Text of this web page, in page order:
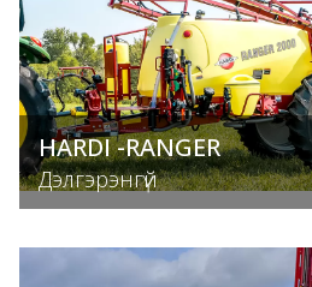
HARDI -RANGER
Дэлгэрэнгүй